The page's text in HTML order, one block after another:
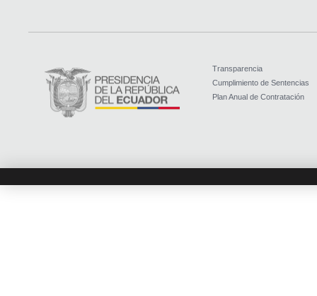
Transparencia
Cumplimiento de Sentencias
Plan Anual de Contratación